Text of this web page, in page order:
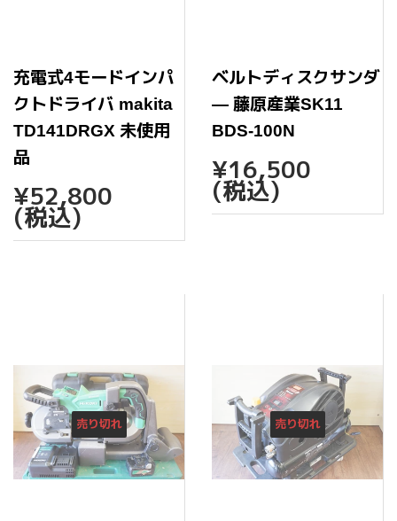
充電式4モードインパ
クトドライバ makita
TD141DRGX 未使用
品
通
常
価
格
¥52,800 ¥52,800
(税込)
ベルトディスクサンダ
― 藤原産業SK11
BDS-100N
通
常
価
格
¥16,500
(税込)
売り切れ 売り切れ